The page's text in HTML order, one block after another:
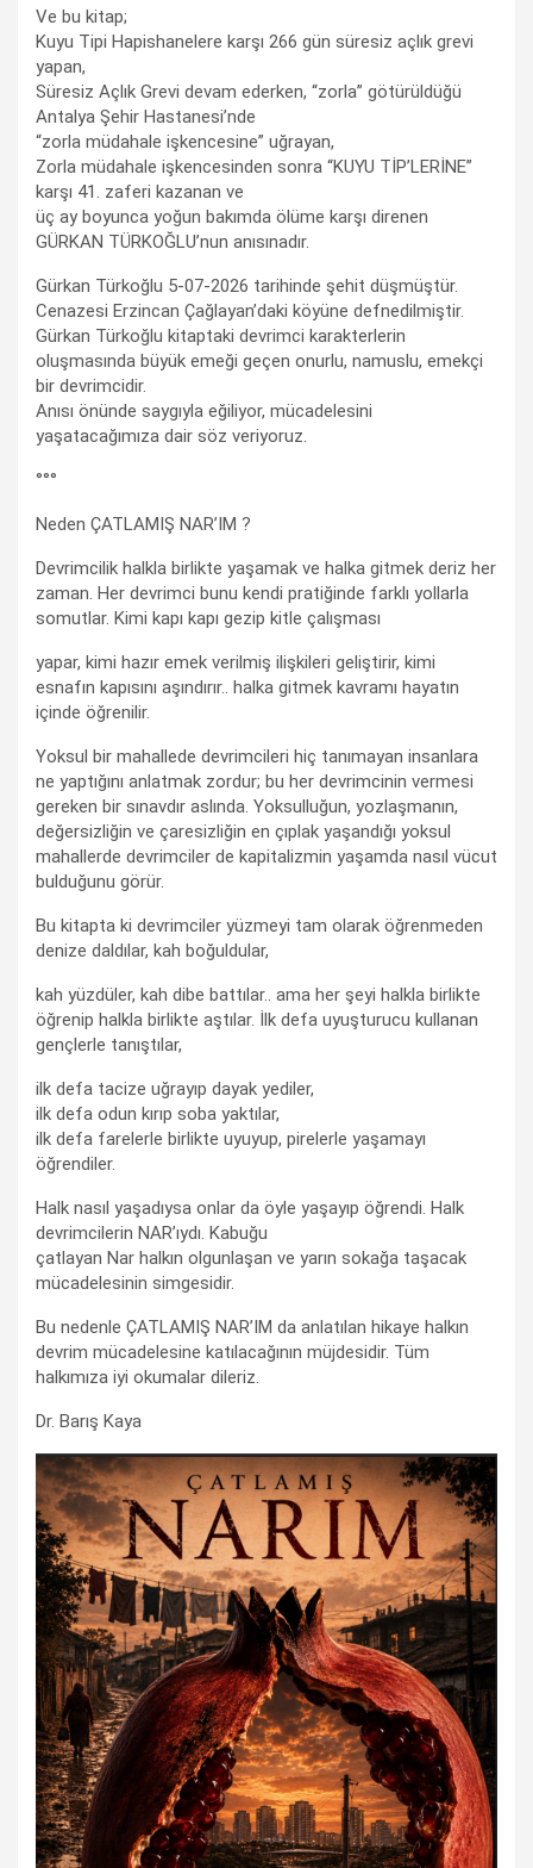
Ve bu kitap;
Kuyu Tipi Hapishanelere karşı 266 gün süresiz açlık grevi
yapan,
Süresiz Açlık Grevi devam ederken, “zorla” götürüldüğü
Antalya Şehir Hastanesi’nde
“zorla müdahale işkencesine” uğrayan,
Zorla müdahale işkencesinden sonra “KUYU TİP’LERİNE”
karşı 41. zaferi kazanan ve
üç ay boyunca yoğun bakımda ölüme karşı direnen
GÜRKAN TÜRKOĞLU’nun anısınadır.
Gürkan Türkoğlu 5-07-2026 tarihinde şehit düşmüştür.
Cenazesi Erzincan Çağlayan’daki köyüne defnedilmiştir.
Gürkan Türkoğlu kitaptaki devrimci karakterlerin
oluşmasında büyük emeği geçen onurlu, namuslu, emekçi
bir devrimcidir.
Anısı önünde saygıyla eğiliyor, mücadelesini
yaşatacağımıza dair söz veriyoruz.
°°°
Neden ÇATLAMIŞ NAR’IM ?
Devrimcilik halkla birlikte yaşamak ve halka gitmek deriz her
zaman. Her devrimci bunu kendi pratiğinde farklı yollarla
somutlar. Kimi kapı kapı gezip kitle çalışması
yapar, kimi hazır emek verilmiş ilişkileri geliştirir, kimi
esnafın kapısını aşındırır.. halka gitmek kavramı hayatın
içinde öğrenilir.
Yoksul bir mahallede devrimcileri hiç tanımayan insanlara
ne yaptığını anlatmak zordur; bu her devrimcinin vermesi
gereken bir sınavdır aslında. Yoksulluğun, yozlaşmanın,
değersizliğin ve çaresizliğin en çıplak yaşandığı yoksul
mahallerde devrimciler de kapitalizmin yaşamda nasıl vücut
bulduğunu görür.
Bu kitapta ki devrimciler yüzmeyi tam olarak öğrenmeden
denize daldılar, kah boğuldular,
kah yüzdüler, kah dibe battılar.. ama her şeyi halkla birlikte
öğrenip halkla birlikte aştılar. İlk defa uyuşturucu kullanan
gençlerle tanıştılar,
ilk defa tacize uğrayıp dayak yediler,
ilk defa odun kırıp soba yaktılar,
ilk defa farelerle birlikte uyuyup, pirelerle yaşamayı
öğrendiler.
Halk nasıl yaşadıysa onlar da öyle yaşayıp öğrendi. Halk
devrimcilerin NAR’ıydı. Kabuğu
çatlayan Nar halkın olgunlaşan ve yarın sokağa taşacak
mücadelesinin simgesidir.
Bu nedenle ÇATLAMIŞ NAR’IM da anlatılan hikaye halkın
devrim mücadelesine katılacağının müjdesidir. Tüm
halkımıza iyi okumalar dileriz.
Dr. Barış Kaya